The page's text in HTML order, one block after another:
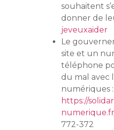
souhaitent
donner de
jeveuxaider
Le
site et un
téléphone
du mal avec
numériques :
https://
772-372